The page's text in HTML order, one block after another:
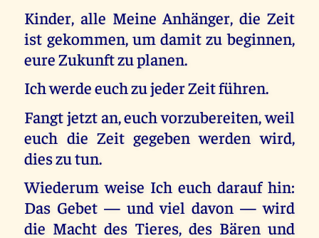
Kinder, alle Meine Anhänger, die Zeit
ist gekommen, um damit zu beginnen,
eure Zukunft zu planen.
Ich werde euch zu jeder Zeit führen.
Fangt jetzt an, euch vorzubereiten, weil
euch die Zeit gegeben werden wird,
dies zu tun.
Wiederum weise Ich euch darauf hin:
Das Gebet — und viel davon — wird
die Macht des Tieres, des Bären und